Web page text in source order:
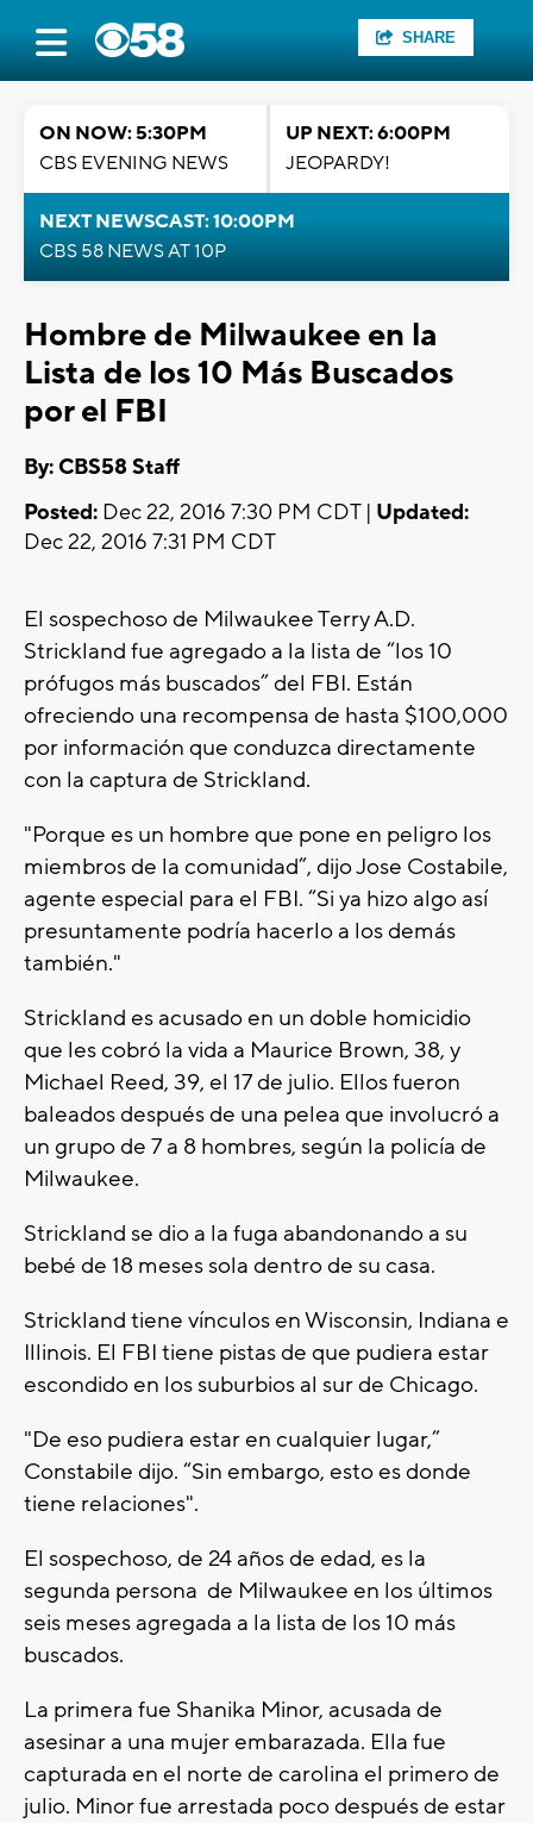
SHARE
ON NOW: 5:30PM
CBS EVENING NEWS
UP NEXT: 6:00PM
JEOPARDY!
NEXT NEWSCAST: 10:00PM
CBS 58 NEWS AT 10P
Hombre de Milwaukee en la
Lista de los 10 Más Buscados
por el FBI
By: CBS58 Staff
Posted: Dec 22, 2016 7:30 PM CDT | Updated:
Dec 22, 2016 7:31 PM CDT
El sospechoso de Milwaukee Terry A.D.
Strickland fue agregado a la lista de “los 10
prófugos más buscados” del FBI. Están
ofreciendo una recompensa de hasta $100,000
por información que conduzca directamente
con la captura de Strickland.
"Porque es un hombre que pone en peligro los
miembros de la comunidad”, dijo Jose Costabile,
agente especial para el FBI. “Si ya hizo algo así
presuntamente podría hacerlo a los demás
también."
Strickland es acusado en un doble homicidio
que les cobró la vida a Maurice Brown, 38, y
Michael Reed, 39, el 17 de julio. Ellos fueron
baleados después de una pelea que involucró a
un grupo de 7 a 8 hombres, según la policía de
Milwaukee.
Strickland se dio a la fuga abandonando a su
bebé de 18 meses sola dentro de su casa.
Strickland tiene vínculos en Wisconsin, Indiana e
Illinois. El FBI tiene pistas de que pudiera estar
escondido en los suburbios al sur de Chicago.
"De eso pudiera estar en cualquier lugar,”
Constabile dijo. “Sin embargo, esto es donde
tiene relaciones".
El sospechoso, de 24 años de edad, es la
segunda persona de Milwaukee en los últimos
seis meses agregada a la lista de los 10 más
buscados.
La primera fue Shanika Minor, acusada de
asesinar a una mujer embarazada. Ella fue
capturada en el norte de carolina el primero de
julio. Minor fue arrestada poco después de estar